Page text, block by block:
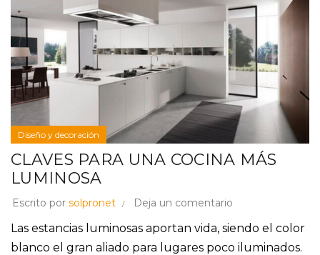
Diseño y decoración
CLAVES PARA UNA COCINA MÁS
LUMINOSA
Escrito por solpronet Deja un comentario
Las estancias luminosas aportan vida, siendo el color
blanco el gran aliado para lugares poco iluminados.